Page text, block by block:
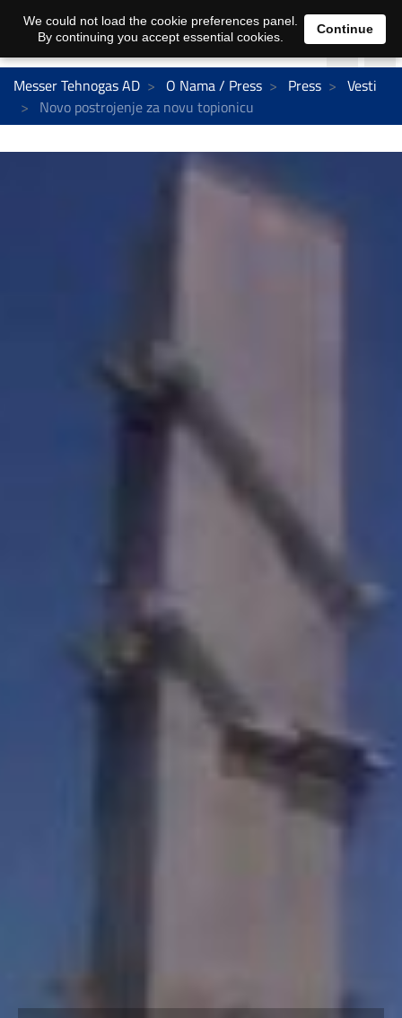
Messer Tehnogas AD O Nama / Press Press
Vesti
Novo postrojenje za novu topionicu
We could not load the cookie preferences panel.
By continuing you accept essential cookies.
Continue